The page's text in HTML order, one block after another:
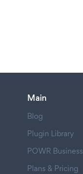
Main
Blog
Plugin Library
POWR Business
Plans & Pricing